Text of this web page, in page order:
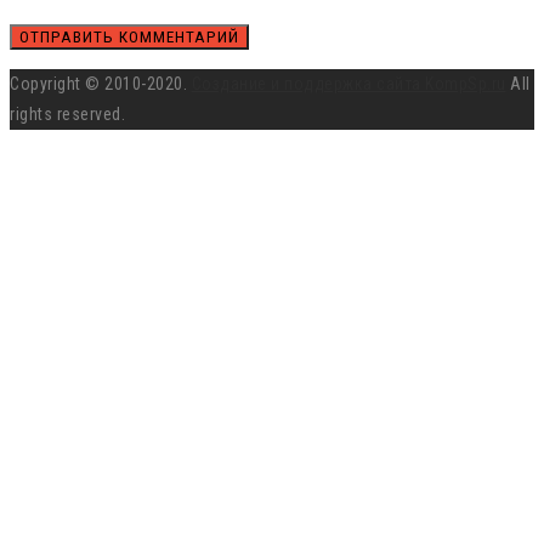
Copyright © 2010-2020.
All
rights reserved.